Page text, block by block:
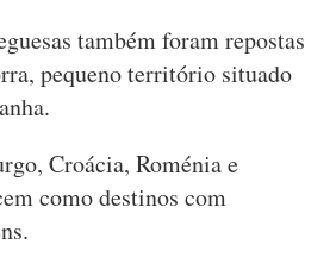
também foram repostas
pequeno território situado
Croácia, Roménia e
como destinos com